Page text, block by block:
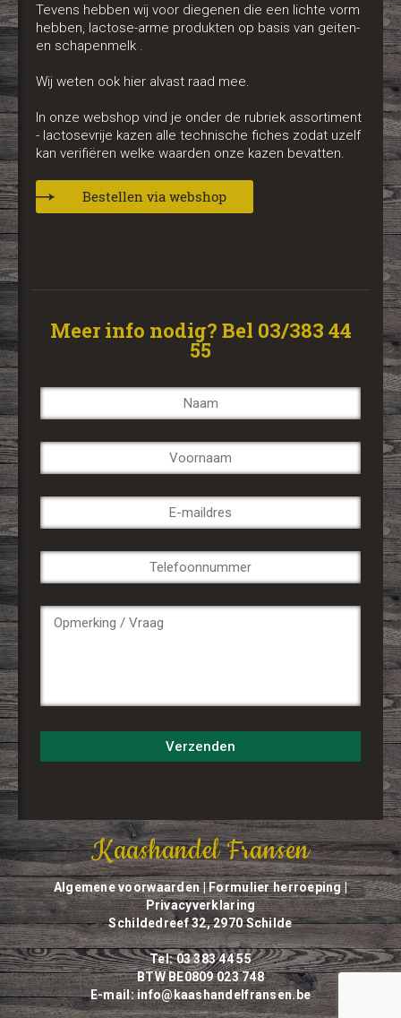
Tevens hebben wij voor diegenen die een lichte vorm
hebben, lactose-arme produkten op basis van geiten-
en schapenmelk .
Wij weten ook hier alvast raad mee.
In onze webshop vind je onder de rubriek assortiment
- lactosevrije kazen alle technische fiches zodat uzelf
kan verifiëren welke waarden onze kazen bevatten.
Bestellen via webshop
Meer info nodig? Bel 03/383 44
55
Kaashandel Fransen
Algemene voorwaarden|Formulier herroeping|
Privacyverklaring
Schildedreef 32, 2970 Schilde
Tel: 03 383 44 55
BTW BE0809 023 748
E-mail:info@kaashandelfransen.be